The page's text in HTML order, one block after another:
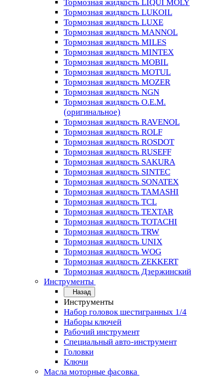
Тормозная жидкость LIQUI MOLY
Тормозная жидкость LUKOIL
Тормозная жидкость LUXE
Тормозная жидкость MANNOL
Тормозная жидкость MILES
Тормозная жидкость MINTEX
Тормозная жидкость MOBIL
Тормозная жидкость MOTUL
Тормозная жидкость MOZER
Тормозная жидкость NGN
Тормозная жидкость O.E.M.
(оригинальное)
Тормозная жидкость RAVENOL
Тормозная жидкость ROLF
Тормозная жидкость ROSDOT
Тормозная жидкость RUSEFF
Тормозная жидкость SAKURA
Тормозная жидкость SINTEC
Тормозная жидкость SONATEX
Тормозная жидкость TAMASHI
Тормозная жидкость TCL
Тормозная жидкость TEXTAR
Тормозная жидкость TOTACHI
Тормозная жидкость TRW
Тормозная жидкость UNIX
Тормозная жидкость WOG
Тормозная жидкость ZEKKERT
Тормозная жидкость Дзержинский
Инструменты
Назад
Инструменты
Набор головок шестигранных 1/4
Наборы ключей
Рабочий инструмент
Специальный авто-инструмент
Головки
Ключи
Масла моторные фасовка